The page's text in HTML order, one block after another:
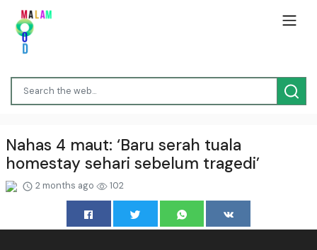
Nahas 4 maut: ‘Baru serah tuala
homestay sehari sebelum tragedi’
2 months ago 102